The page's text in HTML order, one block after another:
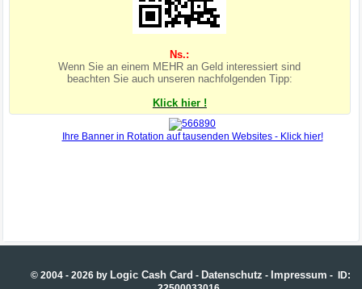
Ns.:
Wenn Sie an einem MEHR an Geld interessiert sind
beachten Sie auch unseren nachfolgenden Tipp:
Klick hier !
© 2004 - 2026 by Logic Cash Card - Datenschutz - Impressum - ID: